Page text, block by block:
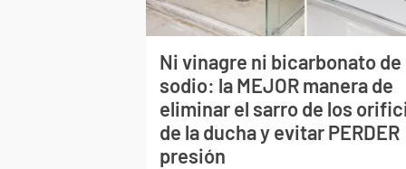
Ni vinagre ni bicarbonato de
sodio: la MEJOR manera de
eliminar el sarro de los
de la ducha y evitar PERDER
presión